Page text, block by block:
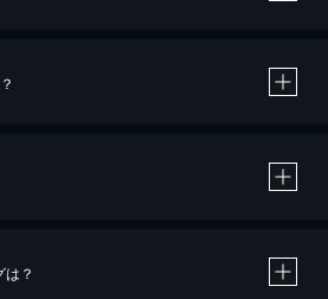
ジットカード決済による作品の購入 / レンタルです。
？